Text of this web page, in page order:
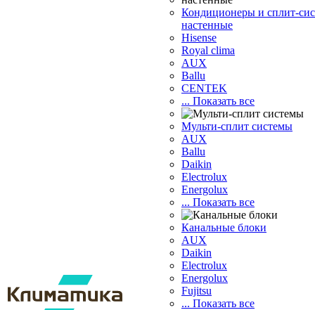
Кондиционеры и сплит-
настенные
Hisense
Royal clima
AUX
Ballu
CENTEK
... Показать все
Мульти-сплит системы
AUX
Ballu
Daikin
Electrolux
Energolux
... Показать все
Канальные блоки
AUX
Dаikin
Electrolux
Energolux
Fujitsu
... Показать все